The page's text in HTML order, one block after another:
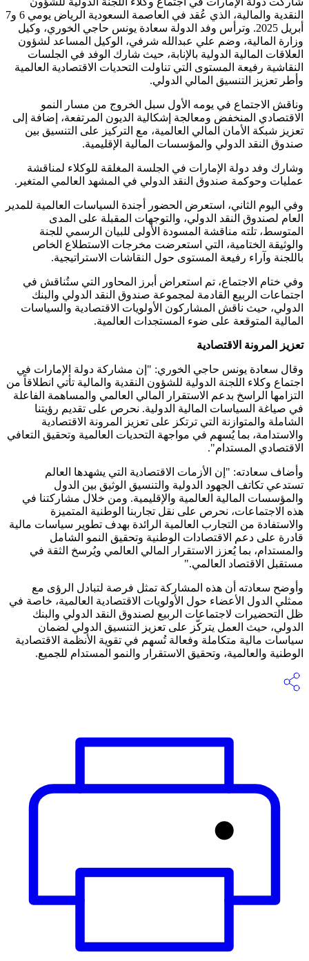
النقدية والمالية، الذي عُقد في العاصمة السعودية الرياض يومي 6 و7
أبريل 2025. وترأس وفد الدولة سعادة يونس حاجي الخوري، وكيل
وزارة المالية، وضم علي عبدالله شرفي، الوكيل المساعد لشؤون
العلاقات المالية الدولية بالإنابة، حيث شارك الوفد في الجلسات
النقاشية رفيعة المستوى التي تناولت التحديات الاقتصادية العالمية
وأطر تعزيز التنسيق المالي الدولي.
وناقش الاجتماع في يومه الأول سبل الخروج من مسار النمو
الاقتصادي المنخفض ومعالجة إشكالية الديون المرتفعة، إضافة إلى
تعزيز شبكة الأمان المالي العالمية، مع التركيز على التنسيق بين
صندوق النقد الدولي والمؤسسات المالية الإقليمية.
وشارك وفد دولة الإمارات في الجلسة المغلقة للوكلاء لمناقشة
عمليات وحوكمة صندوق النقد الدولي في المشهد العالمي المتغير.
وفي اليوم الثاني، استعرض الحضور أجندة السياسات العالمية للمدير
العام لصندوق النقد الدولي، والتوجهات المقبلة على المدى
المتوسط، تلته مناقشة المسودة الأولى للبيان الرسمي للجنة
والوثيقة الختامية، التي استعرضت مخرجات الاستطلاع الخاص
باللجنة وآراء رفيعة المستوى حول النقاشات الاستراتيجية.
وفي ختام الاجتماع، تم استعراض أبرز المحاور التي ستُناقش في
اجتماعات الربيع القادمة لمجموعة صندوق النقد الدولي والبنك
الدولي، حيث ناقش المشاركون الأولويات الاقتصادية والسياسات
المالية المتوقعة على ضوء المستجدات العالمية.
تعزيز المرونة الاقتصادية
وقال سعادة يونس حاجي الخوري: "إن مشاركة دولة الإمارات في
اجتماع وكلاء اللجنة الدولية للشؤون النقدية والمالية تأتي انطلاقاً من
التزامها الراسخ بدعم الاستقرار المالي العالمي والمساهمة الفاعلة
في صياغة السياسات المالية الدولية. نحرص على تقديم رؤيتنا
الشاملة والمتوازنة التي ترتكز على تعزيز المرونة الاقتصادية
والاستدامة، بما يُسهم في مواجهة التحديات العالمية وتحقيق التعافي
الاقتصادي المستدام".
وأضاف سعادته: "إن الأزمات الاقتصادية التي يشهدها العالم
تستدعي تكاتف الجهود الدولية والتنسيق الوثيق بين الدول
والمؤسسات المالية العالمية والإقليمية. ومن خلال مشاركتنا في
هذه الاجتماعات، نحرص على نقل تجاربنا الوطنية المتميزة
والاستفادة من التجارب العالمية الرائدة بهدف تطوير سياسات مالية
قادرة على دعم الاقتصادات الوطنية وتحقيق النمو الشامل
والمستدام، بما يُعزز الاستقرار المالي العالمي ويُرسخ الثقة في
مستقبل الاقتصاد العالمي."
وأوضح سعادته أن هذه المشاركة تمثل فرصة لتبادل الرؤى مع
ممثلي الدول الأعضاء حول الأولويات الاقتصادية العالمية، خاصة في
ظل التحضيرات لاجتماعات الربيع لصندوق النقد الدولي والبنك
الدولي، حيث العمل يتركّز على تعزيز التنسيق الدولي لضمان
سياسات مالية متكاملة وفعالة تُسهم في تقوية الأنظمة الاقتصادية
الوطنية والعالمية، وتحقيق الاستقرار والنمو المستدام للجميع.